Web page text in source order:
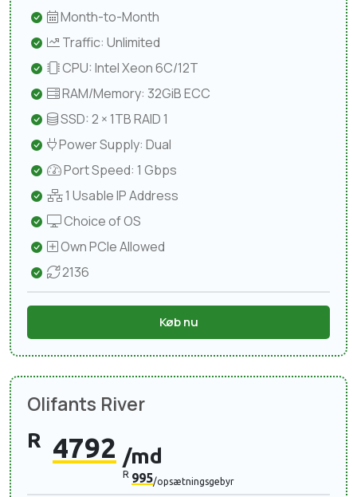
Month-to-Month
Traffic: Unlimited
CPU: Intel Xeon 6C/12T
RAM/Memory: 32GiB ECC
SSD: 2 × 1TB RAID 1
Power Supply: Dual
Port Speed: 1 Gbps
1 Usable IP Address
Choice of OS
Own PCIe Allowed
2136
Køb nu
Olifants River
R 4792 /md
R 995/opsætningsgebyr